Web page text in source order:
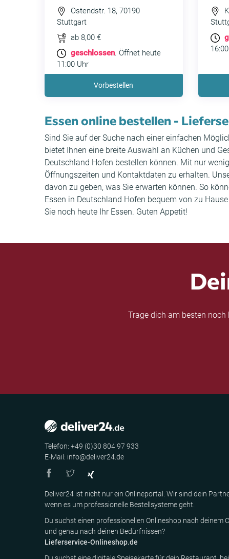
Ostendstr. 18, 70190
Stuttgart
ab 8,00 €
geschlossen. Öffnet heute
11:00 Uhr
Vorbestellen
Essen online bestellen -
Sind Sie auf der Suche nach einer einfachen
bietet Ihnen eine breite Auswahl an Küchen und
Deutschland Hofen bestellen können. Mit nur
Öffnungszeiten und Kontaktdaten zu erhalten.
davon zu geben, was Sie erwarten können. So
Essen in Deutschland Hofen bequem von zu
Sie noch heute Ihr Essen. Guten Appetit!
Trage dich am besten
Telefon: +49 (0)30 804 97 933
E-Mail: info@deliver24.de
Deliver24 ist nicht nur ein Onlineportal. Wir sind dein
wenn es um professionelle Bestellsysteme geht.
Du suchst einen professionellen Onlineshop nach deinem
und genau nach deinen Bedürfnissen?
Lieferservice-Onlineshop.de